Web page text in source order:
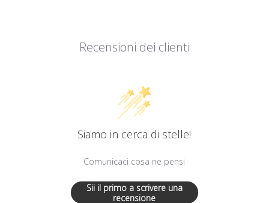
Recensioni dei clienti
Siamo in cerca di stelle!
Comunicaci cosa ne pensi
Sii il primo a scrivere una
recensione